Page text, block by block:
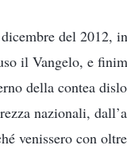
del 2012,
il Vangelo, e
della contea
nazionali,
venissero con